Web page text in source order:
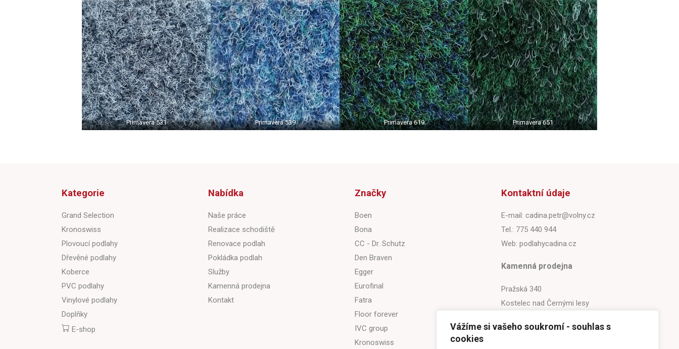
Vážíme si vašeho soukromí - souhlas s
cookies
Primavera 531 Primavera 539 Primavera 619 Primavera 651
Kategorie
Grand Selection
Kronoswiss
Plovoucí podlahy
Dřevěné podlahy
Koberce
PVC podlahy
Vinylové podlahy
Doplňky
E-shop
Nabídka
Naše práce
Realizace schodiště
Renovace podlah
Pokládka podlah
Služby
Kamenná prodejna
Kontakt
Značky
Boen
Bona
CC - Dr. Schutz
Den Braven
Egger
Eurofinal
Fatra
Floor forever
IVC group
Kronoswiss
Kontaktní údaje
E-mail: cadina.petr@volny.cz
Tel.: 775 440 944
Web: podlahycadina.cz
Kamenná prodejna
Pražská 340
Kostelec nad Černými lesy